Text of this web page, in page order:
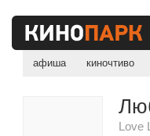
афиша киночтиво
Love